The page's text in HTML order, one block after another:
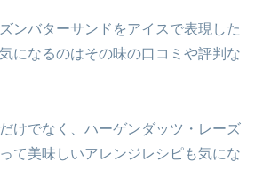
ンバターサンドをアイスで表現した
になるのはその味の口コミや評判な
けでなく、ハーゲンダッツ・レーズ
て美味しいアレンジレシピも気にな